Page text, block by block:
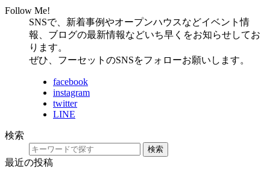
Follow Me!
SNSで、新着事例やオープンハウスなどイベント情
報、ブログの最新情報などいち早くをお知らせしてお
ります。
ぜひ、フーセットのSNSをフォローお願いします。
facebook
instagram
twitter
LINE
検索
検索
最近の投稿